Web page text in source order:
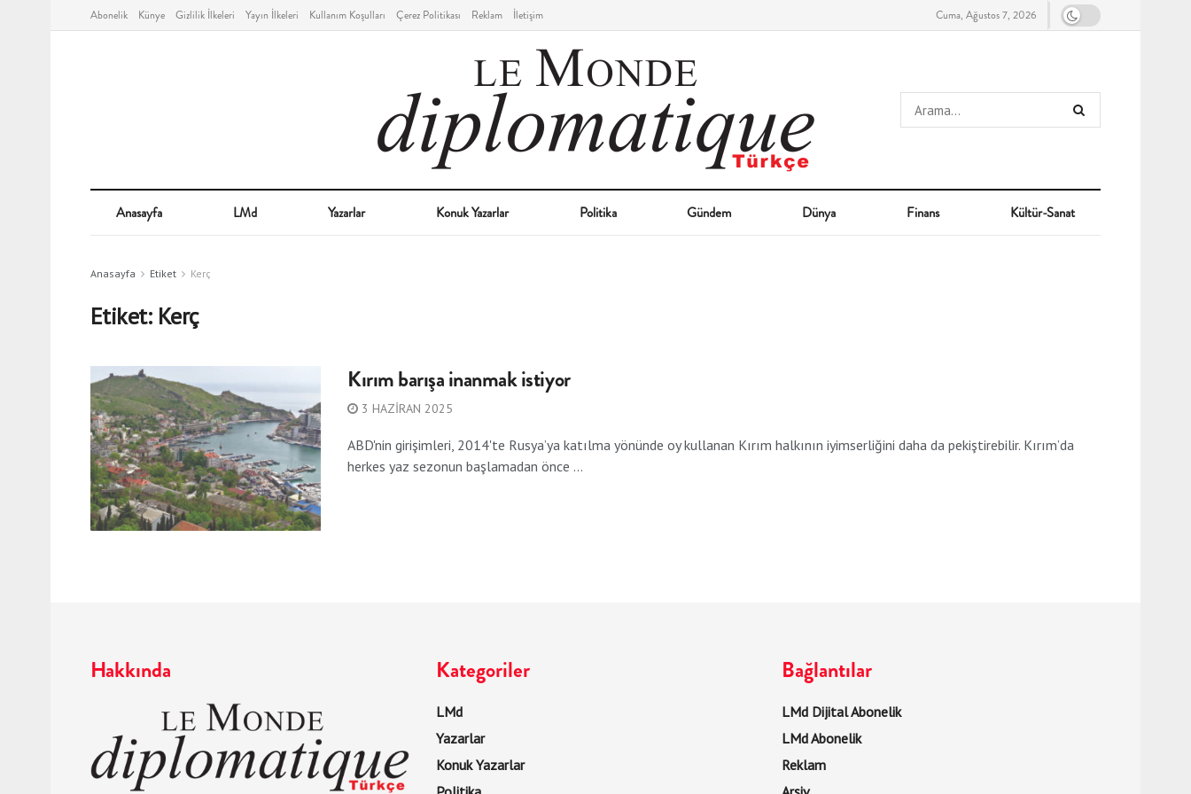
Abonelik Künye Gizlilik İlkeleri Yayın İlkeleri Kullanım Koşulları Çerez Politikası Reklam İletişim Cuma, Ağustos 7, 2026
Anasayfa LMd Yazarlar Konuk Yazarlar Politika Gündem Dünya Finans Kültür-Sanat
Anasayfa Etiket Kerç
Etiket: Kerç
Kırım barışa inanmak istiyor
3 HAZIRAN 2025
ABD'nin girişimleri, 2014'te Rusya’ya katılma yönünde oy kullanan Kırım halkının iyimserliğini daha da pekiştirebilir. Kırım’da
herkes yaz sezonun başlamadan önce ...
Hakkında Kategoriler
LMd
Yazarlar
Konuk Yazarlar
Bağlantılar
LMd Dijital Abonelik
LMd Abonelik
Reklam